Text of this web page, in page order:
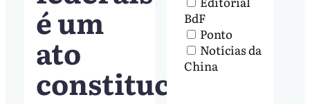
é um
ato
constitucional?
BdF
Ponto
Notícias da
China